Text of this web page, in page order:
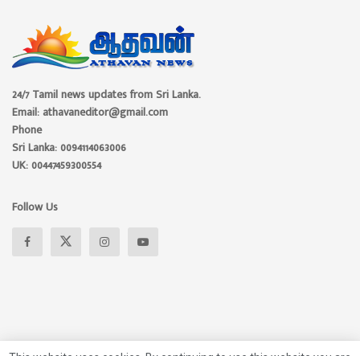
24/7 Tamil news updates from Sri Lanka.
Email: athavaneditor@gmail.com
Phone
Sri Lanka: 0094114063006
UK: 00447459300554
Follow Us